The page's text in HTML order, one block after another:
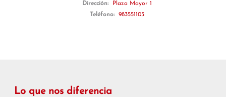
Dirección:
Plaza Mayor 1
Teléfono:
983551103
Lo que nos diferencia